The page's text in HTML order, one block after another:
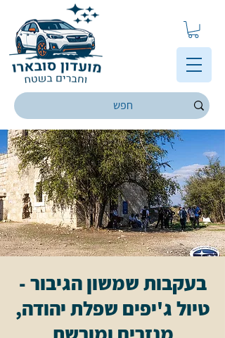
בעקבות שמשון הגיבור -
טיול ג'יפים שפלת יהודה,